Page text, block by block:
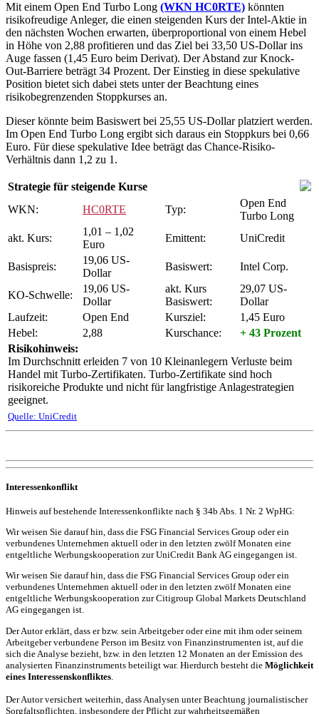
Mit einem Open End Turbo Long (WKN HC0RTE) könnten
risikofreudige Anleger, die einen steigenden Kurs der Intel-Aktie in
den nächsten Wochen erwarten, überproportional von einem Hebel
in Höhe von 2,88 profitieren und das Ziel bei 33,50 US-Dollar ins
Auge fassen (1,45 Euro beim Derivat). Der Abstand zur Knock-
Out-Barriere beträgt 34 Prozent. Der Einstieg in diese spekulative
Position bietet sich dabei stets unter der Beachtung eines
risikobegrenzenden Stoppkurses an.
Dieser könnte beim Basiswert bei 25,55 US-Dollar platziert werden.
Im Open End Turbo Long ergibt sich daraus ein Stoppkurs bei 0,66
Euro. Für diese spekulative Idee beträgt das Chance-Risiko-
Verhältnis dann 1,2 zu 1.
Strategie für steigende Kurse
WKN:
HC0RTE Typ:
Open End
Turbo Long
akt. Kurs:
1,01 – 1,02
Euro
Emittent: UniCredit
Basispreis:
19,06 US-
Dollar
Basiswert: Intel Corp.
KO-Schwelle:
19,06 US-
Dollar
akt. Kurs
Basiswert:
29,07 US-
Dollar
Laufzeit:
Open End Kursziel:
1,45 Euro
Hebel:
2,88 Kurschance:
+ 43 Prozent
Risikohinweis:
Im Durchschnitt erleiden 7 von 10 Kleinanlegern Verluste beim
Handel mit Turbo-Zertifikaten. Turbo-Zertifikate sind hoch
risikoreiche Produkte und nicht für langfristige Anlagestrategien
geeignet.
Quelle: UniCredit
Interessenkonflikt
Hinweis auf bestehende Interessenkonflikte nach § 34b Abs. 1 Nr. 2 WpHG:
Wir weisen Sie darauf hin, dass die FSG Financial Services Group oder ein
verbundenes Unternehmen aktuell oder in den letzten zwölf Monaten eine
entgeltliche Werbungskooperation zur UniCredit Bank AG eingegangen ist.
Wir weisen Sie darauf hin, dass die FSG Financial Services Group oder ein
verbundenes Unternehmen aktuell oder in den letzten zwölf Monaten eine
entgeltliche Werbungskooperation zur Citigroup Global Markets Deutschland
AG eingegangen ist.
Der Autor erklärt, dass er bzw. sein Arbeitgeber oder eine mit ihm oder seinem
Arbeitgeber verbundene Person im Besitz von Finanzinstrumenten ist, auf die
sich die Analyse bezieht, bzw. in den letzten 12 Monaten an der Emission des
analysierten Finanzinstruments beteiligt war. Hierdurch besteht die Möglichkeit
eines Interessenskonfliktes
Der Autor versichert weiterhin, dass Analysen unter Beachtung journalistischer
Sorgfaltspflichten, insbesondere der Pflicht zur wahrheitsgemäßen